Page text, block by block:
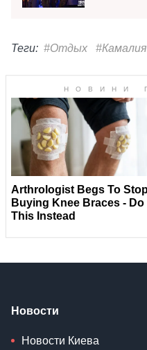
Теги: #Отдых #Камалия
Новости
Новости Киева